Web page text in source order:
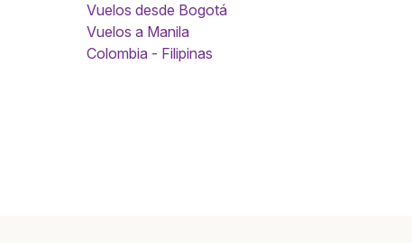
Vuelos desde Bogotá
Vuelos a Manila
Colombia - Filipinas